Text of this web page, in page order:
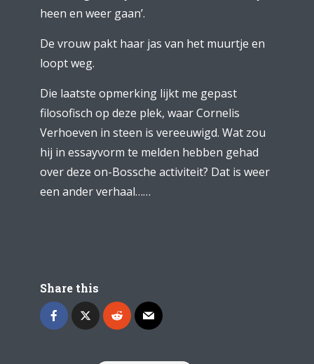
heen en weer gaan’.
De vrouw pakt haar jas van het muurtje en
loopt weg.
Die laatste opmerking lijkt me gepast
filosofisch op deze plek, waar Cornelis
Verhoeven in steen is vereeuwigd. Wat zou
hij in essayvorm te melden hebben gehad
over deze on-Bossche activiteit? Dat is weer
een ander verhaal……
Share this